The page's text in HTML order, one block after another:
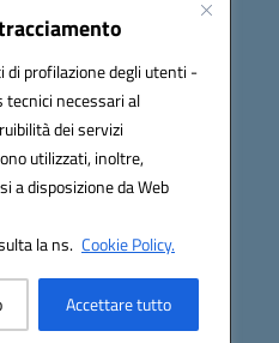
profilazione degli utenti -
necessari al
dei servizi
utilizzati, inoltre,
disposizione da Web
la ns. Cookie Policy.
Accettare tutto